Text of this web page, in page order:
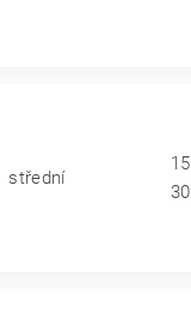
střední